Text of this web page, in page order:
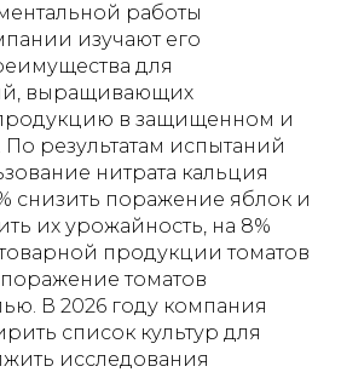
работы
изучают его
для
выращивающих
в защищенном и
По результатам испытаний
нитрата кальция
снизить поражение яблок и
их урожайность, на 8%
продукции томатов
поражение томатов
В 2026 году компания
список культур для
исследования